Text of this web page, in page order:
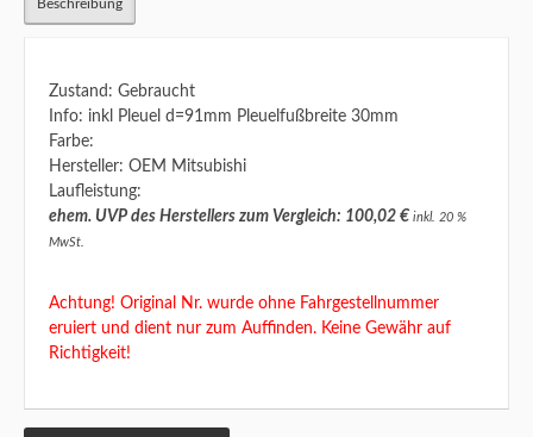
Beschreibung
Zustand: Gebraucht
Info: inkl Pleuel d=91mm Pleuelfußbreite 30mm
Farbe:
Hersteller: OEM Mitsubishi
Laufleistung:
ehem. UVP des Herstellers zum Vergleich: 100,02 € inkl. 20 %
MwSt.
Achtung! Original Nr. wurde ohne Fahrgestellnummer
eruiert und dient nur zum Auffinden. Keine Gewähr auf
Richtigkeit!